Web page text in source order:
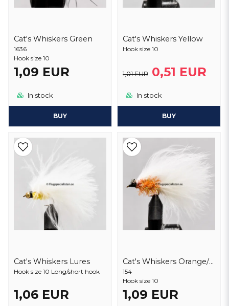
Cat's Whiskers Green
1636
Hook size 10
1,09 EUR
In stock
BUY
Cat's Whiskers Yellow
Hook size 10
1,01 EUR 0,51 EUR
In stock
BUY
Cat's Whiskers Lures
Hook size 10 Long/short hook
1,06 EUR
Cat's Whiskers Orange/White
154
Hook size 10
1,09 EUR